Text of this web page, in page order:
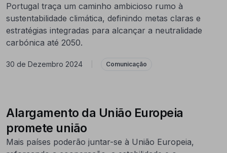
Portugal traça um caminho ambicioso rumo à
sustentabilidade climática, definindo metas claras e
estratégias integradas para alcançar a neutralidade
carbónica até 2050.
30 de Dezembro 2024 Comunicação
Alargamento da União Europeia
promete união
Mais países poderão juntar-se à União Europeia,